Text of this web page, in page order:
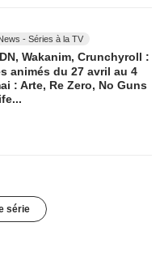
- Séries à la TV
Wakanim, Crunchyroll :
animés du 27 avril au 4
: Arte, Re Zero, No Guns
série